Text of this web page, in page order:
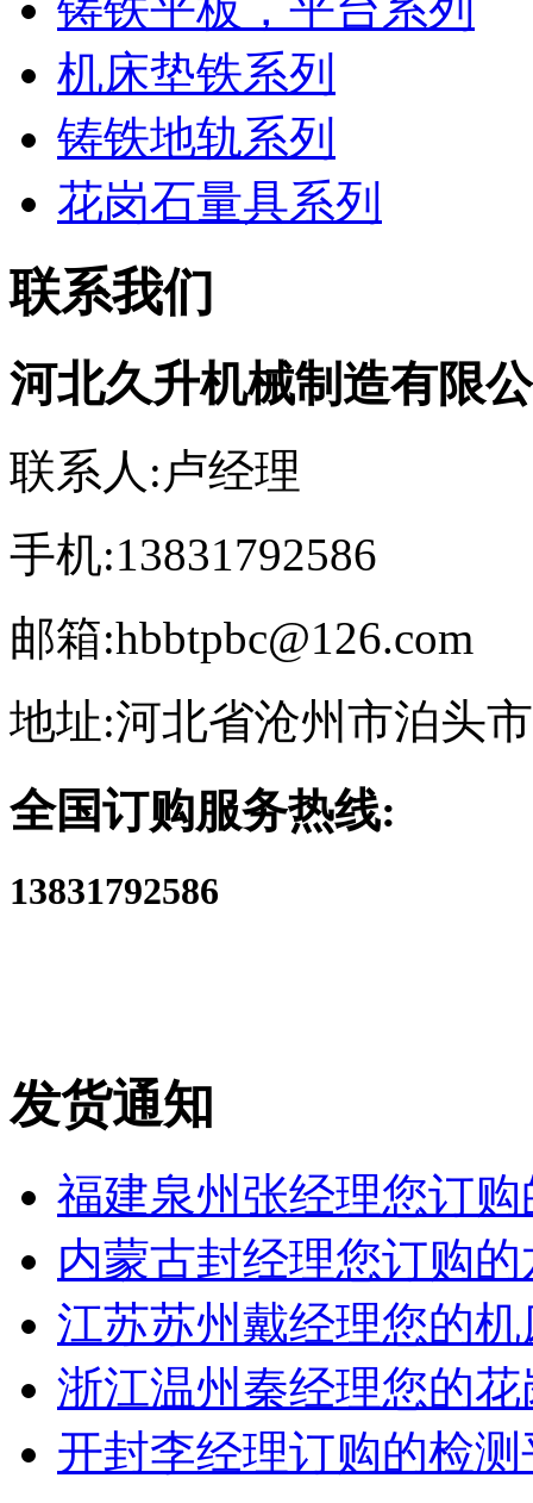
机床垫铁系列
铸铁地轨系列
花岗石量具系列
联系我们
河北久升机械制造有限
联系人:卢经理
手机:13831792586
邮箱:hbbtpbc@126.com
地址:河北省沧州市泊头
全国订购服务热线:
13831792586
发货通知
福建泉州张经理您订
内蒙古封经理您订购
江苏苏州戴经理您的
浙江温州秦经理您的
开封李经理订购的检